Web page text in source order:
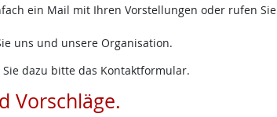
ein Mail mit Ihren Vorstellungen oder rufen Sie
uns und unsere Organisation.
dazu bitte das Kontaktformular.
Vorschläge.